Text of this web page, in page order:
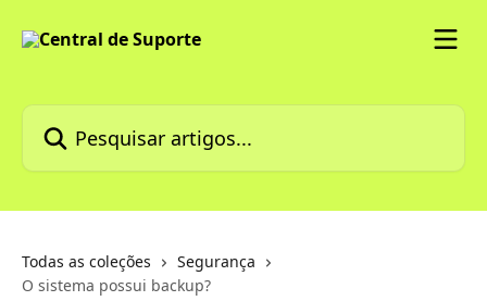
Pesquisar artigos...
Todas as coleções
Segurança
O sistema possui backup?